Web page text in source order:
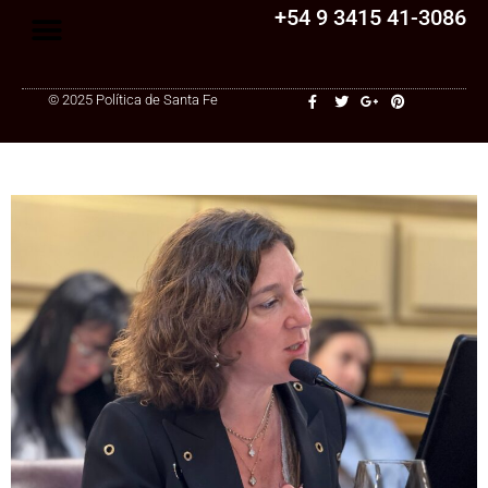
+54 9 3415 41-3086
© 2025 Política de Santa Fe